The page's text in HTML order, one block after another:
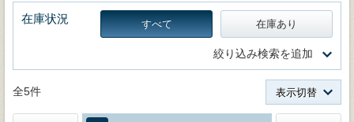
在庫状況 すべて 在庫あり
絞り込み検索を追加
全5件 表示切替